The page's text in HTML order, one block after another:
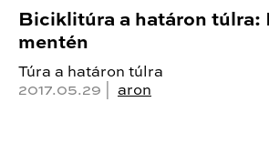
Biciklitúra a határon túlra:
mentén
Túra a határon túlra
2017.05.29 | aron